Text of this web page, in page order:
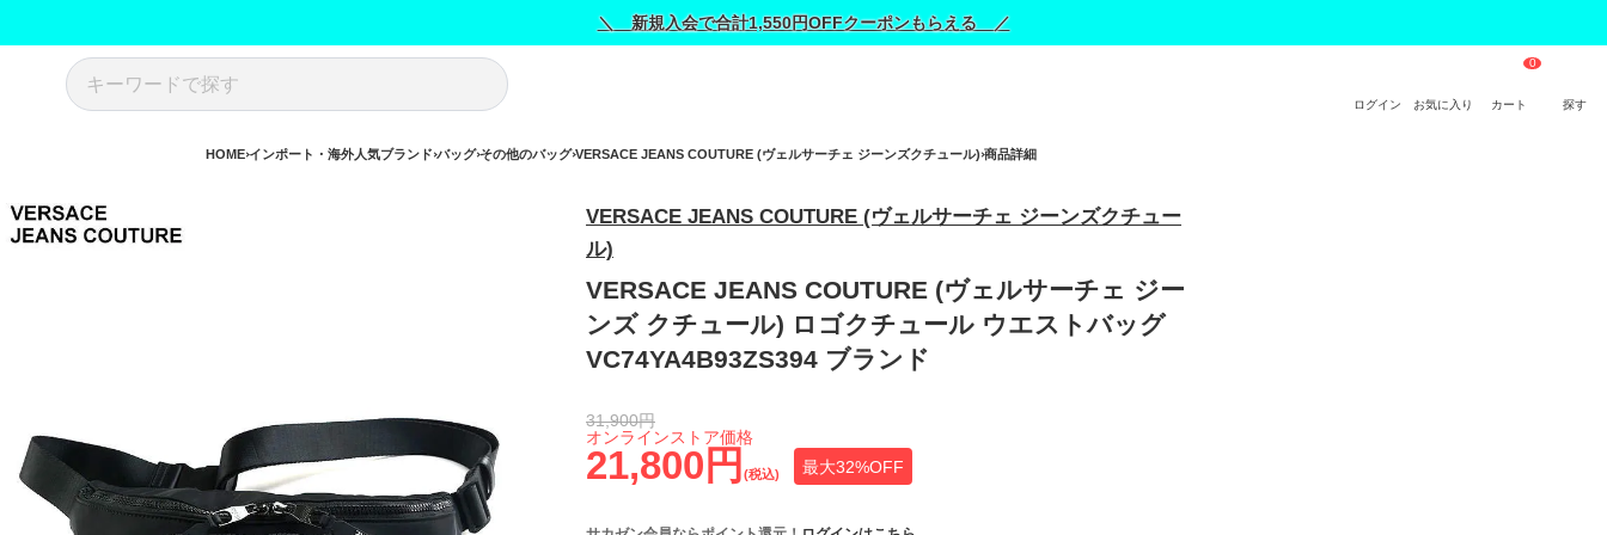
＼ 新規入会で合計1,550円OFFクーポンもらえる ／
ログイン お気に入り カート 探す
HOME インポート・海外人気ブランド バッグ その他のバッグ VERSACE JEANS COUTURE (ヴェルサーチェ ジーンズクチュール) 商品詳細
VERSACE JEANS COUTURE (ヴェルサーチェ ジーンズクチュー
ル)
VERSACE JEANS COUTURE (ヴェルサーチェ ジー
ンズ クチュール) ロゴクチュール ウエストバッグ
VC74YA4B93ZS394 ブランド
21,800円 (税込) 最大32%OFF
オンラインストア価格
31,900円